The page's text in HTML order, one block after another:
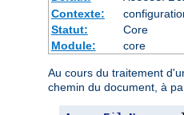
Contexte:
Statut:
Core
Module:
core
Au cours du traitement
chemin du document, à